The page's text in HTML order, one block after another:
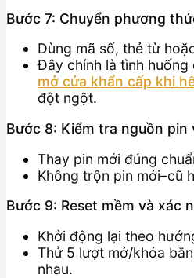
Bước 7: Chuyển phương
Dùng mã số, thẻ từ
Đây chính là tình huống
mở cửa khẩn cấp khi
đột ngột.
Bước 8: Kiểm tra nguồn pin
Thay pin mới đúng
Không trộn pin mới–cũ
Bước 9: Reset mềm và xác
Khởi động lại theo
Thử 5 lượt mở/khóa
nhau.